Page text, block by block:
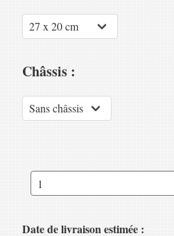
Châssis :
Date de livraison estimée :